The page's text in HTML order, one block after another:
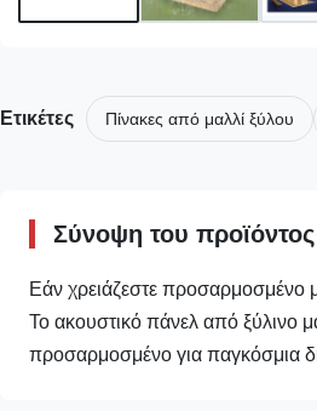
Ετικέτες Πίνακες από μαλλί ξύλου
Σύνοψη του προϊόντος
Εάν χρειάζεστε προσαρμοσμένο
Το ακουστικό πάνελ από ξύλινο
προσαρμοσμένο για παγκόσμια